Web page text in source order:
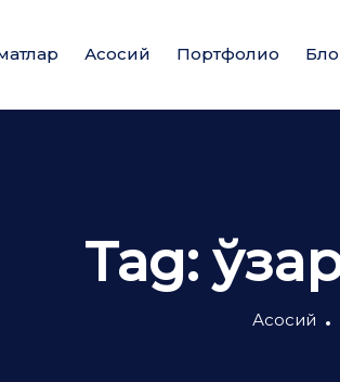
Асосий Портфолио
Tag:
Асосий